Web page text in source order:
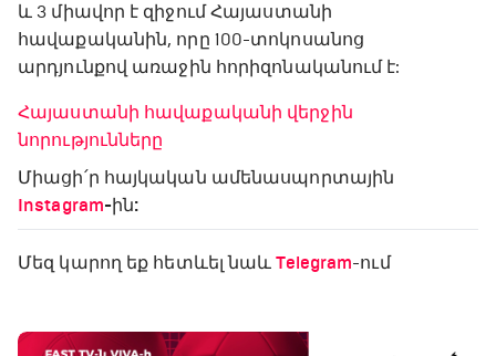
և 3 միավոր է զիջում Հայաստանի
հավաքականին, որը 100-տոկոսանոց
արդյունքով առաջին հորիզոնականում է:
Հայաստանի հավաքականի վերջին
նորությունները
Միացի՛ր հայկական ամենասպորտային
Instagram-ին:
Մեզ կարող եք հետևել նաև Telegram-ում